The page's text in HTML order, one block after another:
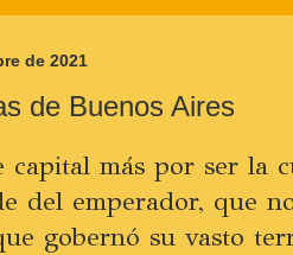
de 2021
de Buenos Aires
capital más por ser la
del emperador, que
gobernó su vasto